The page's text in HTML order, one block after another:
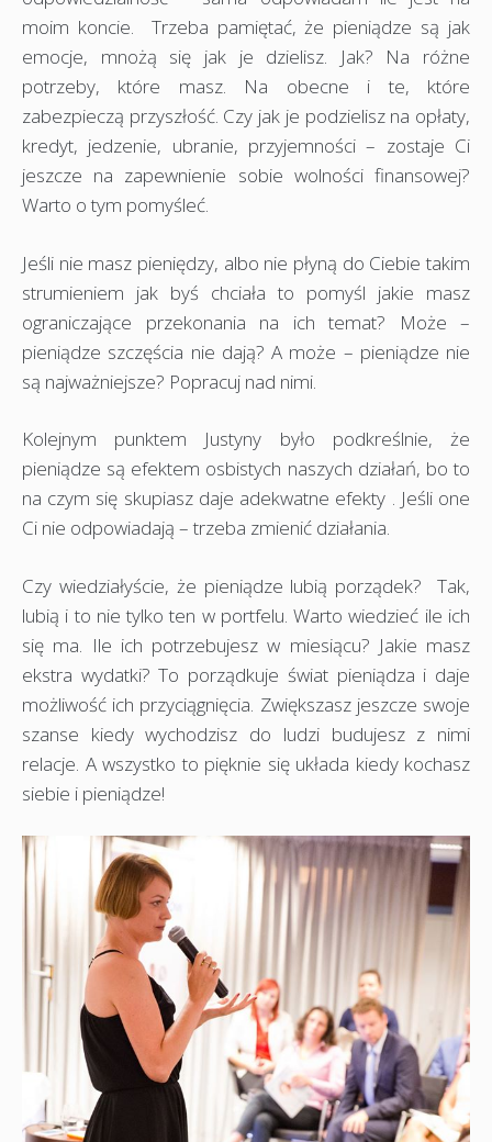
moim koncie. Trzeba pamiętać, że pieniądze są jak
emocje, mnożą się jak je dzielisz. Jak? Na różne
potrzeby, które masz. Na obecne i te, które
zabezpieczą przyszłość. Czy jak je podzielisz na opłaty,
kredyt, jedzenie, ubranie, przyjemności – zostaje Ci
jeszcze na zapewnienie sobie wolności finansowej?
Warto o tym pomyśleć.
Jeśli nie masz pieniędzy, albo nie płyną do Ciebie takim
strumieniem jak byś chciała to pomyśl jakie masz
ograniczające przekonania na ich temat? Może –
pieniądze szczęścia nie dają? A może – pieniądze nie
są najważniejsze? Popracuj nad nimi.
Kolejnym punktem Justyny było podkreślnie, że
pieniądze są efektem osbistych naszych działań, bo to
na czym się skupiasz daje adekwatne efekty . Jeśli one
Ci nie odpowiadają – trzeba zmienić działania.
Czy wiedziałyście, że pieniądze lubią porządek? Tak,
lubią i to nie tylko ten w portfelu. Warto wiedzieć ile ich
się ma. Ile ich potrzebujesz w miesiącu? Jakie masz
ekstra wydatki? To porządkuje świat pieniądza i daje
możliwość ich przyciągnięcia. Zwiększasz jeszcze swoje
szanse kiedy wychodzisz do ludzi budujesz z nimi
relacje. A wszystko to pięknie się układa kiedy kochasz
siebie i pieniądze!